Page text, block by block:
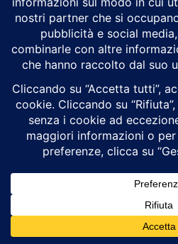
sicurezza euro-atlantica. Secondo
statunitense citati dal Wall Street
Ceuta, la breccia
porta a un’ondata